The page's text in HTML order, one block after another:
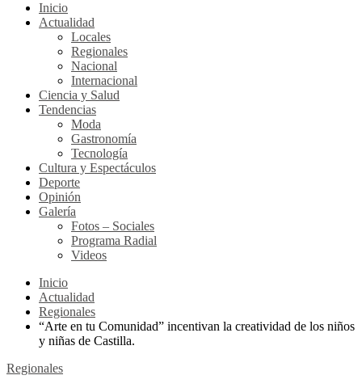
Inicio
Actualidad
Locales
Regionales
Nacional
Internacional
Ciencia y Salud
Tendencias
Moda
Gastronomía
Tecnología
Cultura y Espectáculos
Deporte
Opinión
Galería
Fotos – Sociales
Programa Radial
Videos
Inicio
Actualidad
Regionales
“Arte en tu Comunidad” incentivan la creatividad de los niños
y niñas de Castilla.
Regionales